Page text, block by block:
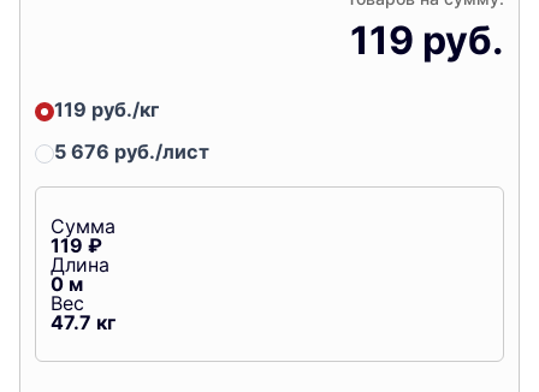
119 руб.
119 руб./кг
5 676 руб./лист
Сумма
119 ₽
Длина
0м
Вес
47.7 кг